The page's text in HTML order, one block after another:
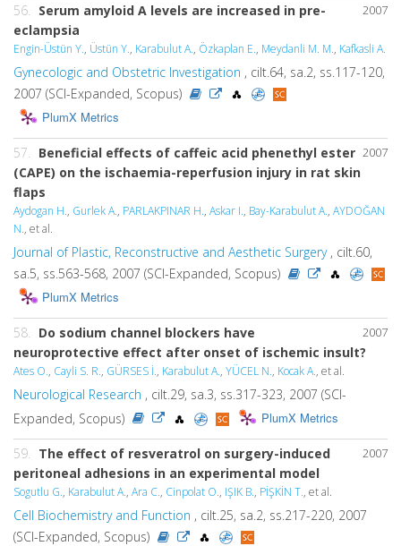
2007
56.
Serum amyloid A levels are increased in pre-
eclampsia
Engin-Üstün Y., Üstün Y., Karabulut A., Özkaplan E., Meydanli M. M., Kafkasli A.
Gynecologic and Obstetric Investigation , cilt.64, sa.2, ss.117-120,
2007 (SCI-Expanded, Scopus)
PlumX Metrics
2007
57.
Beneficial effects of caffeic acid phenethyl ester
(CAPE) on the ischaemia-reperfusion injury in rat skin
flaps
Aydogan H., Gurlek A., PARLAKPINAR H., Askar I., Bay-Karabulut A., AYDOĞAN
N., et al.
Journal of Plastic, Reconstructive and Aesthetic Surgery, cilt.60,
sa.5, ss.563-568, 2007 (SCI-Expanded, Scopus)
PlumX Metrics
2007
58.
Do sodium channel blockers have
neuroprotective effect after onset of ischemic insult?
Ates O., Cayli S. R., GÜRSES İ., Karabulut A., YÜCEL N., Kocak A., et al.
Neurological Research , cilt.29, sa.3, ss.317-323, 2007 (SCI-
Expanded, Scopus)
PlumX Metrics
2007
59.
The effect of resveratrol on surgery-induced
peritoneal adhesions in an experimental model
Sogutlu G., Karabulut A., Ara C., Cinpolat O., IŞIK B., PİŞKİN T., et al.
Cell Biochemistry and Function , cilt.25, sa.2, ss.217-220, 2007
(SCI-Expanded, Scopus)